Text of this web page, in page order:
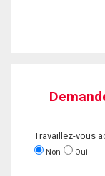
Travaillez-vous
Non Oui